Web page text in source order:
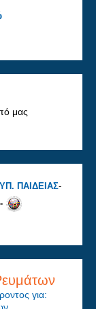
μας
ΥΠ. ΠΑΙΔΕΙΑΣ-
-
για: